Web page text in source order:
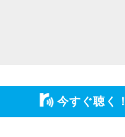
今すぐ聴く！